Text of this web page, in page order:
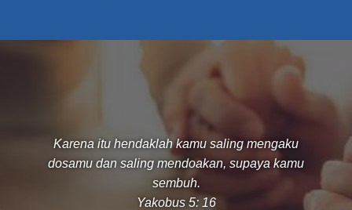
Karena itu hendaklah kamu saling mengaku
dosamu dan saling mendoakan, supaya kamu
sembuh.
Yakobus 5: 16